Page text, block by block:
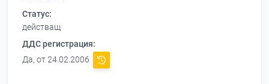
Статус:
действащ
ДДС регистрация:
Да, от 24.02.2006